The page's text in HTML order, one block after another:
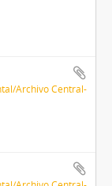
Archivo Central-